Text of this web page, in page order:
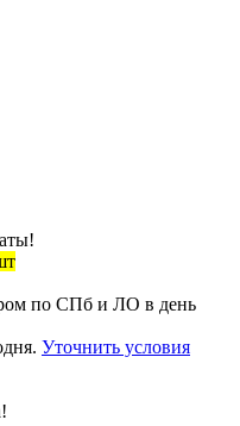
по СПб и ЛО в день
Уточнить условия